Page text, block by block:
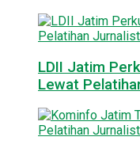
LDII Jatim
Lewat